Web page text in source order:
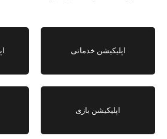
اپلیکیشن خدماتی
اپلیکیشن بازی